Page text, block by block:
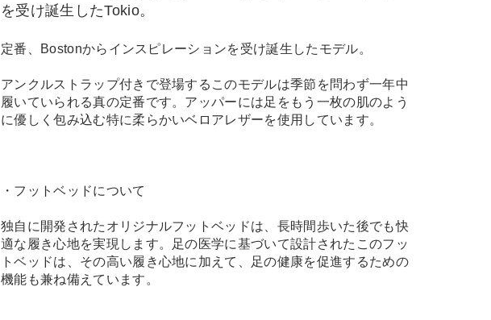
を受け誕生したTokio。
定番、Bostonからインスピレーションを受け誕生したモデル。
アンクルストラップ付きで登場するこのモデルは季節を問わず一年中
履いていられる真の定番です。アッパーには足をもう一枚の肌のよう
に優しく包み込む特に柔らかいベロアレザーを使用しています。
・フットベッドについて
独自に開発されたオリジナルフットベッドは、長時間歩いた後でも快
適な履き心地を実現します。足の医学に基づいて設計されたこのフッ
トベッドは、その高い履き心地に加えて、足の健康を促進するための
機能も兼ね備えています。